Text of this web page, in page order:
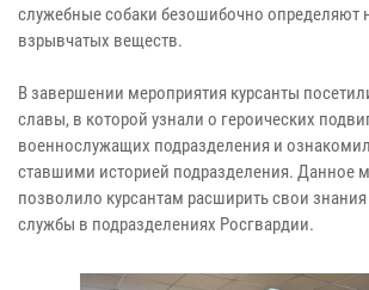
служебные собаки безошибочно определяют
взрывчатых веществ.
В завершении мероприятия курсанты
славы, в которой узнали о героических
военнослужащих подразделения и
ставшими историей подразделения. Данное
позволило курсантам расширить свои
службы в подразделениях Росгвардии.